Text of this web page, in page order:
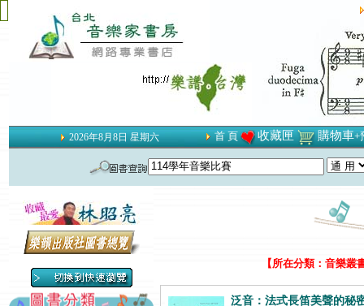
2026年8月8日 星期六 首 頁 收藏匣 購物車+
【所在分類：音樂叢
泛音：法式長笛美聲的秘